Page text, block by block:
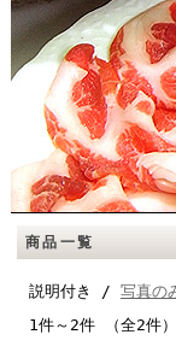
商品一覧
説明付き / 写真の
1件～2件 （全2件）